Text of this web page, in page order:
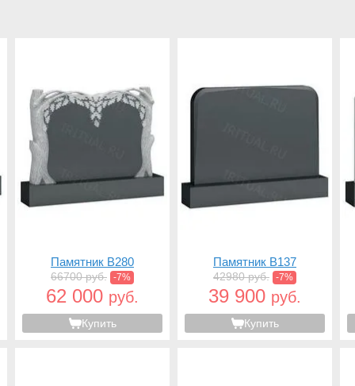
Памятник B280
66700 руб. -7%
62 000 руб.
Купить
Памятник B137
42980 руб. -7%
39 900 руб.
Купить